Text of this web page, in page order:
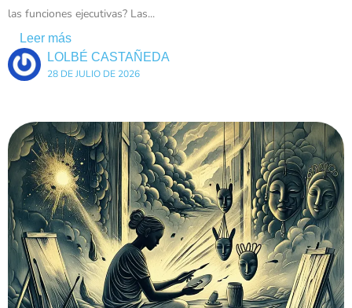
las funciones ejecutivas? Las...
Leer más
LOLBÉ CASTAÑEDA
28 DE JULIO DE 2026